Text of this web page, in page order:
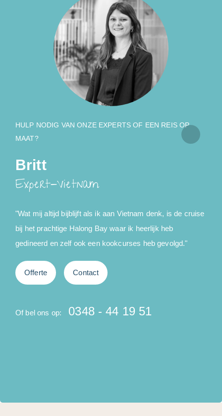
HULP NODIG VAN ONZE EXPERTS OF EEN REIS OP
MAAT?
Britt
Expert-Vietnam
"Wat mij altijd bijblijft als ik aan Vietnam denk, is de cruise
bij het prachtige Halong Bay waar ik heerlijk heb
gedineerd en zelf ook een kookcurses heb gevolgd."
Offerte Contact
Of bel ons op: 0348 - 44 19 51